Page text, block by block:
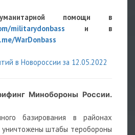
помощи в
militarydonbass и в
WarDonbass
в Новороссии за 12.05.2022
Минобороны России.
базирования в районах
уничтожены штабы теробороны